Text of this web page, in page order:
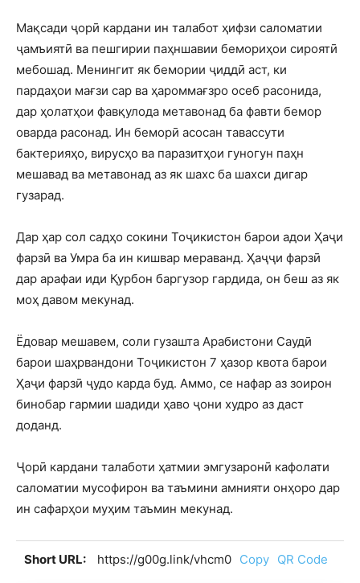
Мақсади ҷорӣ кардани ин талабот ҳифзи саломатии
ҷамъиятӣ ва пешгирии паҳншавии бемориҳои сироятӣ
мебошад. Менингит як бемории ҷиддӣ аст, ки
пардаҳои мағзи сар ва ҳароммағзро осеб расонида,
дар ҳолатҳои фавқулода метавонад ба фавти бемор
оварда расонад. Ин беморӣ асосан тавассути
бактерияҳо, вирусҳо ва паразитҳои гуногун паҳн
мешавад ва метавонад аз як шахс ба шахси дигар
гузарад.
Дар ҳар сол садҳо сокини Тоҷикистон барои адои Ҳаҷи
фарзӣ ва Умра ба ин кишвар мераванд. Ҳаҷҷи фарзӣ
дар арафаи иди Қурбон баргузор гардида, он беш аз як
моҳ давом мекунад.
Ёдовар мешавем, соли гузашта Арабистони Саудӣ
барои шаҳрвандони Тоҷикистон 7 ҳазор квота барои
Ҳаҷи фарзӣ ҷудо карда буд. Аммо, се нафар аз зоирон
бинобар гармии шадиди ҳаво ҷони худро аз даст
доданд.
Ҷорӣ кардани талаботи ҳатмии эмгузаронӣ кафолати
саломатии мусофирон ва таъмини амнияти онҳоро дар
ин сафарҳои муҳим таъмин мекунад.
Short URL: https://g00g.link/vhcm0 Copy QR Code